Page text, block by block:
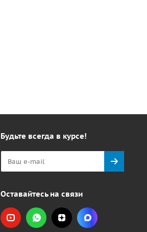
Будьте всегда в курсе!
Оставайтесь на связи